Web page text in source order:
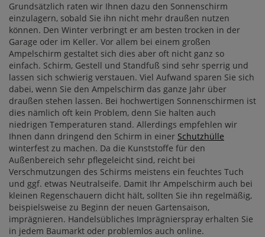
Grundsätzlich raten wir Ihnen dazu den Sonnenschirm
einzulagern, sobald Sie ihn nicht mehr draußen nutzen
können. Den Winter verbringt er am besten trocken in der
Garage oder im Keller. Vor allem bei einem großen
Ampelschirm gestaltet sich dies aber oft nicht ganz so
einfach. Schirm, Gestell und Standfuß sind sehr sperrig und
lassen sich schwierig verstauen. Viel Aufwand sparen Sie sich
dabei, wenn Sie den Ampelschirm das ganze Jahr über
draußen stehen lassen. Bei hochwertigen Sonnenschirmen ist
dies nämlich oft kein Problem, denn Sie halten auch
niedrigen Temperaturen stand. Allerdings empfehlen wir
Ihnen dann dringend den Schirm in einer Schutzhülle
winterfest zu machen. Da die Kunststoffe für den
Außenbereich sehr pflegeleicht sind, reicht bei
Verschmutzungen des Schirms meistens ein feuchtes Tuch
und ggf. etwas Neutralseife. Damit Ihr Ampelschirm auch bei
kleinen Regenschauern dicht hält, sollten Sie ihn regelmäßig,
beispielsweise zu Beginn der neuen Gartensaison,
imprägnieren. Handelsübliches Imprägnierspray erhalten Sie
in jedem Baumarkt oder problemlos auch online.